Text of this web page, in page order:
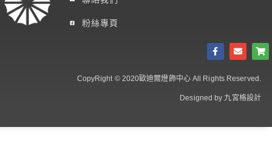
粉絲專頁
CopyRight © 2020歐迪爾燈飾中心 All Rights Reserved.
Designed by 九宮格設計